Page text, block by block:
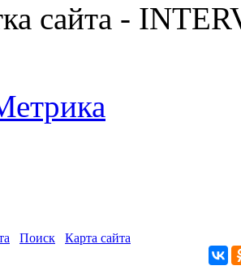
сайта -
Поиск Карта сайта